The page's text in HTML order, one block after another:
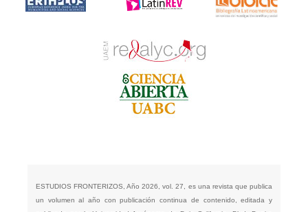
ESTUDIOS FRONTERIZOS, Año 2026, vol. 27, es una revista que publica
un volumen al año con publicación continua de contenido, editada y